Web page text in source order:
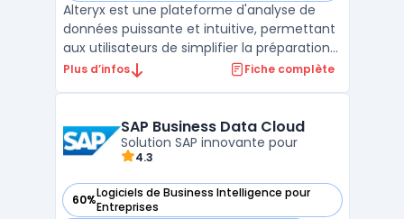
Alteryx est une plateforme d'analyse de
données puissante et intuitive, permettant
aux utilisateurs de simplifier la préparation
des données, d'automatiser les workflows
géospatiales. Cette solution, accessible
aussi bien au ...
Plus d’infos Fiche complète
SAP Business Data Cloud
Solution SAP innovante pour
4.3
60%Logiciels de Business Intelligence pour
Entreprises
— voir SAP Business Data Cloud dans cette catégorie